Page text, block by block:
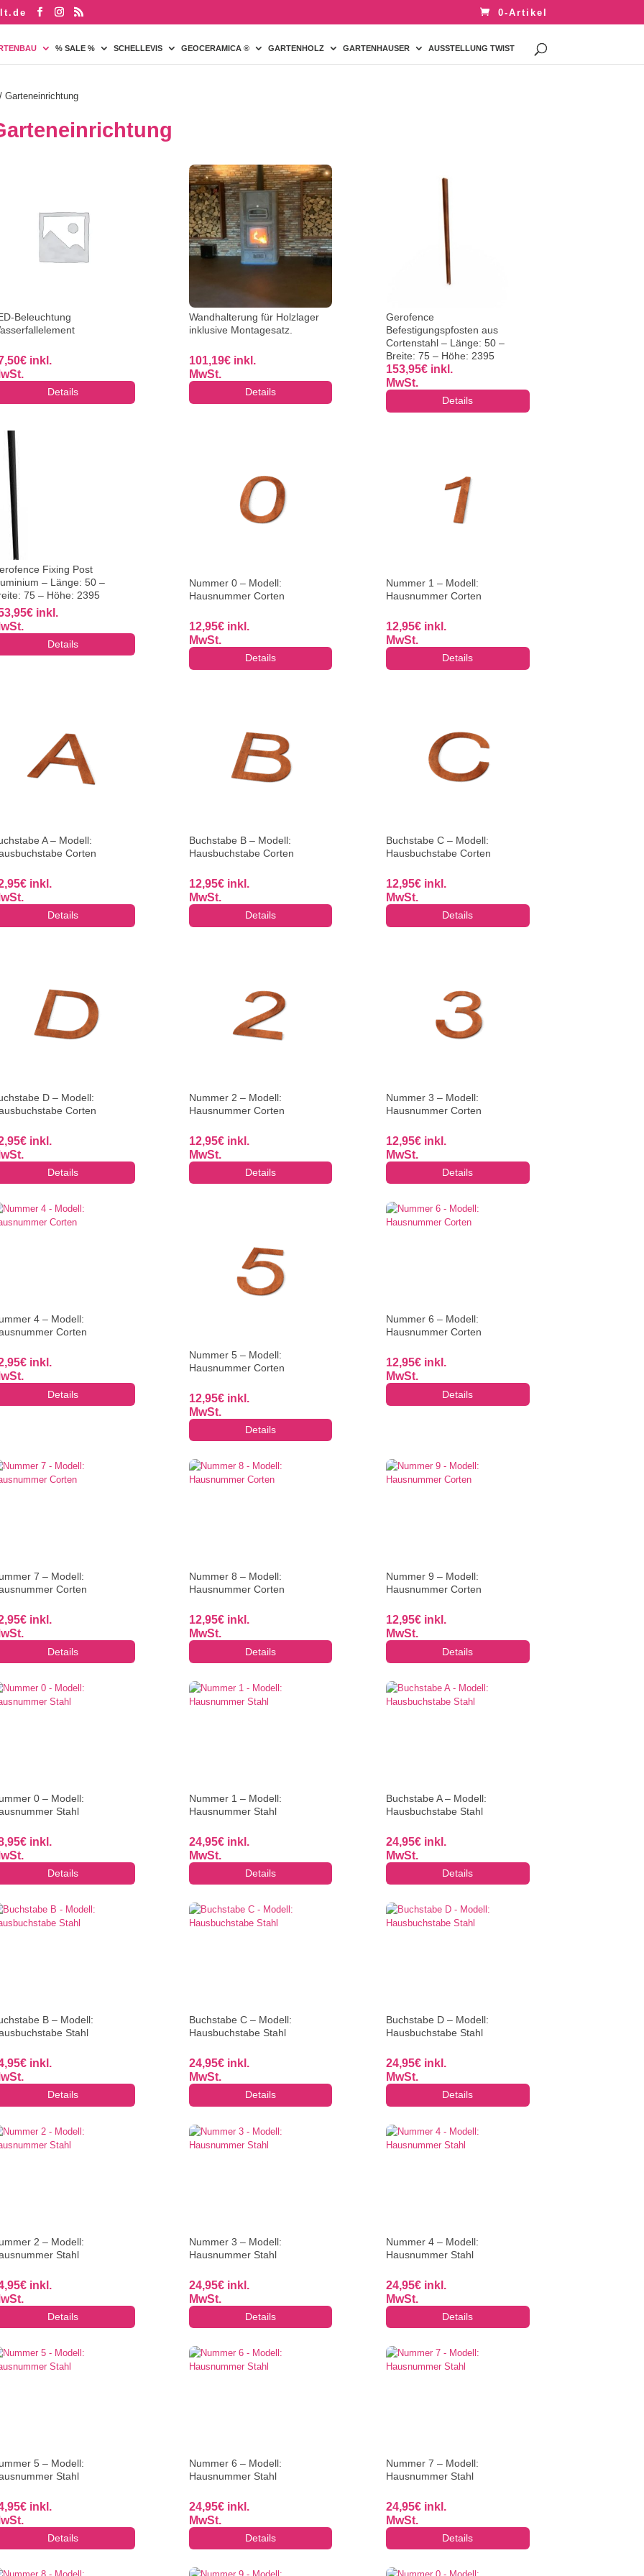
0-Artikel
% SALE % SCHELLEVIS GEOCERAMICA ® GARTENHOLZ GARTENHAUSER AUSSTELLUNG TWIST
/ Garteneinrichtung
Beleuchtung
€ inkl.
Details
Wandhalterung für Holzlager
inklusive Montagesatz.
101,19€ inkl.
MwSt.
Details
Gerofence
Befestigungspfosten aus
Cortenstahl – Länge: 50 –
Breite: 75 – Höhe: 2395
153,95€ inkl.
MwSt.
Details
Fixing Post
– Länge: 50 –
75 – Höhe: 2395
€ inkl.
Details
Nummer 0 – Modell:
Hausnummer Corten
12,95€ inkl.
MwSt.
Details
Nummer 1 – Modell:
Hausnummer Corten
12,95€ inkl.
MwSt.
Details
A – Modell:
Corten
€ inkl.
Details
Buchstabe B – Modell:
Hausbuchstabe Corten
12,95€ inkl.
MwSt.
Details
Buchstabe C – Modell:
Hausbuchstabe Corten
12,95€ inkl.
MwSt.
Details
D – Modell:
Corten
€ inkl.
Details
Nummer 2 – Modell:
Hausnummer Corten
12,95€ inkl.
MwSt.
Details
Nummer 3 – Modell:
Hausnummer Corten
12,95€ inkl.
MwSt.
Details
4 – Modell:
Corten
€ inkl.
Details
Nummer 5 – Modell:
Hausnummer Corten
12,95€ inkl.
MwSt.
Details
Nummer 6 – Modell:
Hausnummer Corten
12,95€ inkl.
MwSt.
Details
7 – Modell:
Corten
€ inkl.
Details
Nummer 8 – Modell:
Hausnummer Corten
12,95€ inkl.
MwSt.
Details
Nummer 9 – Modell:
Hausnummer Corten
12,95€ inkl.
MwSt.
Details
0 – Modell:
Stahl
€ inkl.
Details
Nummer 1 – Modell:
Hausnummer Stahl
24,95€ inkl.
MwSt.
Details
Buchstabe A – Modell:
Hausbuchstabe Stahl
24,95€ inkl.
MwSt.
Details
B – Modell:
Stahl
€ inkl.
Details
Buchstabe C – Modell:
Hausbuchstabe Stahl
24,95€ inkl.
MwSt.
Details
Buchstabe D – Modell:
Hausbuchstabe Stahl
24,95€ inkl.
MwSt.
Details
2 – Modell:
Stahl
€ inkl.
Details
Nummer 3 – Modell:
Hausnummer Stahl
24,95€ inkl.
MwSt.
Details
Nummer 4 – Modell:
Hausnummer Stahl
24,95€ inkl.
MwSt.
Details
5 – Modell:
Stahl
€ inkl.
Details
Nummer 6 – Modell:
Hausnummer Stahl
24,95€ inkl.
MwSt.
Details
Nummer 7 – Modell:
Hausnummer Stahl
24,95€ inkl.
MwSt.
Details